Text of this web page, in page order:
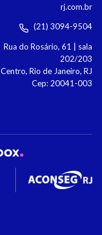
rj.com.br
(21) 3094-9504
Rua do Rosário, 61 | sala
202/203
Centro, Rio de Janeiro, RJ
Cep: 20041-003